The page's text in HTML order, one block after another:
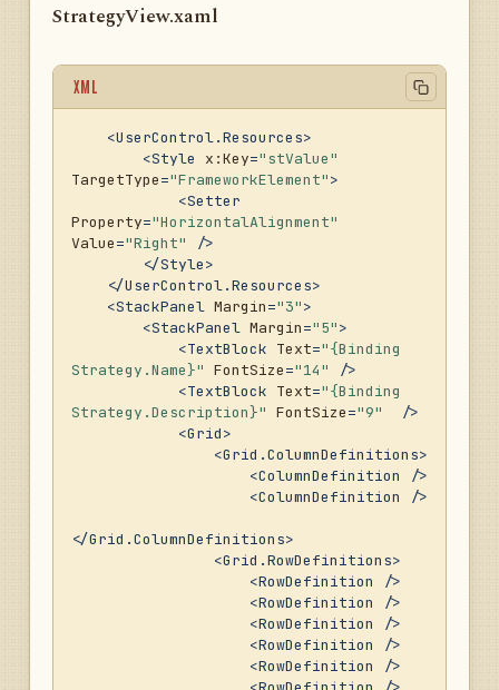
			Task.Factory.Sta
return
Strategy.ProcessState ==
ProcessStates.Started;
		}
OnStopExecuted()
		{
if (!CanStop())
			MessageBoxResult
result = MessageBox.Show(
				String.F
ormat("Вы уверены, что хотите остановить
стратегию {0}?", Strategy.Name),
"Подтвер
, MessageBoxButton.OKCancel);
if (result ==
				Strategy
public void
StrategyView.xaml
XML
<UserControl.Resources>
<Style x:Key="stValue"
TargetType="FrameworkElement">
<Setter
Property="HorizontalAlignment"
Value="Right"
/>
</Style>
</UserControl.Resources>
<StackPanel Margin="3">
<StackPanel Margin="5">
<TextBlock Text="{Binding
Strategy.Name}" FontSize="14"
/>
<TextBlock Text="{Binding
Strategy.Description}" FontSize="9"
  />
<Grid>
<Grid.ColumnDefinitions>
<ColumnDefinition
/>
<ColumnDefinition />
</Grid.ColumnDefinitions>
<Grid.RowDefinitions>
<RowDefinition
/>
<RowDefinition
/>
<RowDefinition
/>
<RowDefinition
/>
<RowDefinition
/>